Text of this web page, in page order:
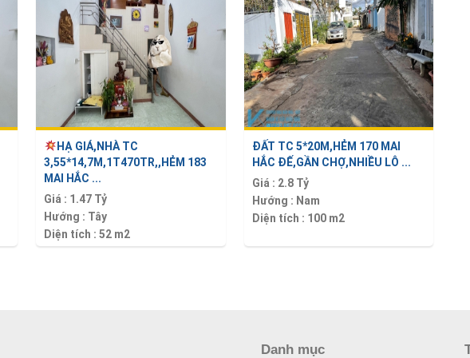
HẠ GIÁ,NHÀ TC
3,55*14,7M,1T470TR,,HẺM 183
MAI HẮC ...
Giá : 1.47 Tỷ
Hướng : Tây
Diện tích :52 m2
ĐẤT TC 5*20M,HẺM 170 MAI
HẮC ĐẾ,GẦN CHỢ,NHIỀU LÔ ...
Giá : 2.8 Tỷ
Hướng : Nam
Diện tích : 100 m2
Danh mục